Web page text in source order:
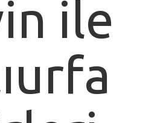
ile